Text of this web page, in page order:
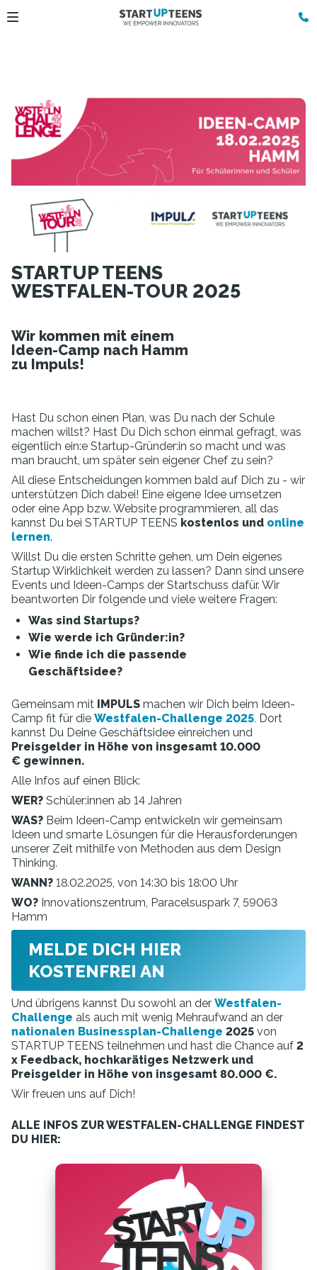
STARTUP TEENS
WESTFALEN-TOUR 2025
Wir kommen mit einem
Ideen-Camp nach Hamm
zu Impuls!
Hast Du schon einen Plan, was Du nach der Schule
machen willst? Hast Du Dich schon einmal gefragt, was
eigentlich ein:e Startup-Gründer:in so macht und was
man braucht, um später sein eigener Chef zu sein?
All diese Entscheidungen kommen bald auf Dich zu - wir
unterstützen Dich dabei! Eine eigene Idee umsetzen
oder eine App bzw. Website programmieren, all das
kannst Du bei STARTUP TEENS kostenlos und online
lernen.
Willst Du die ersten Schritte gehen, um Dein eigenes
Startup Wirklichkeit werden zu lassen? Dann sind unsere
Events und Ideen-Camps der Startschuss dafür. Wir
beantworten Dir folgende und viele weitere Fragen:
Was sind Startups?
Wie werde ich Gründer:in?
Wie finde ich die passende
Geschäftsidee?
Gemeinsam mit IMPULS machen wir Dich beim Ideen-
Camp fit für die Westfalen-Challenge 2025. Dort
kannst Du Deine Geschäftsidee einreichen und
Preisgelder in Höhe von insgesamt 10.000
€ gewinnen.
Alle Infos auf einen Blick:
WER? Schüler:innen ab 14 Jahren
WAS? Beim Ideen-Camp entwickeln wir gemeinsam
Ideen und smarte Lösungen für die Herausforderungen
unserer Zeit mithilfe von Methoden aus dem Design
Thinking.
WANN? 18.02.2025, von 14:30 bis 18:00 Uhr
WO? Innovationszentrum, Paracelsuspark 7, 59063
Hamm
MELDE DICH HIER
KOSTENFREI AN
Und übrigens kannst Du sowohl an der Westfalen-
Challenge als auch mit wenig Mehraufwand an der
nationalen Businessplan-Challenge 2025 von
STARTUP TEENS teilnehmen und hast die Chance auf 2
x Feedback, hochkarätiges Netzwerk und
Preisgelder in Höhe von insgesamt 80.000 €.
Wir freuen uns auf Dich!
ALLE INFOS ZUR WESTFALEN-CHALLENGE FINDEST
DU HIER: